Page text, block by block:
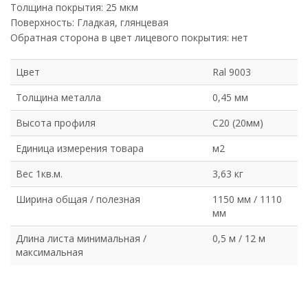
Толщина покрытия: 25 мкм
Поверхность: Гладкая, глянцевая
Обратная сторона в цвет лицевого покрытия: нет
Цвет
Ral 9003
Толщина металла
0,45 мм
Высота профиля
С20 (20мм)
Единица измерения товара
м2
Вес 1кв.м.
3,63 кг
Ширина общая / полезная
1150 мм / 1110
мм
Длина листа минимальная /
максимальная
0,5 м / 12 м